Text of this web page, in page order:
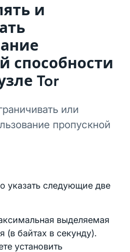
и
способности
Tor
или
пропускной
указать следующие две
выделяемая
(в байтах в секунду).
установить